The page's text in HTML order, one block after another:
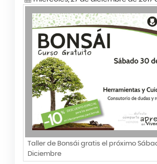
Taller de Bonsái gratis el próximo
Diciembre